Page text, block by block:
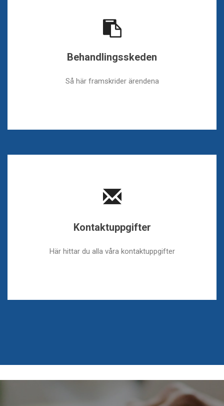
Behandlingsskeden
Så här framskrider ärendena
Kontaktuppgifter
Här hittar du alla våra kontaktuppgifter